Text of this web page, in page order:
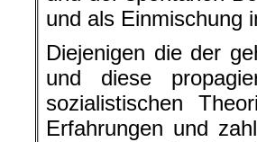
und als Einmischung
Diejenigen die der
und diese
sozialistischen
Erfahrungen und